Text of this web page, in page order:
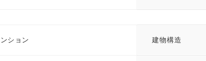
ション 建物構造